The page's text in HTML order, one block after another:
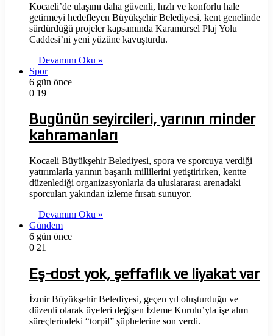
Kocaeli’de ulaşımı daha güvenli, hızlı ve konforlu hale
getirmeyi hedefleyen Büyükşehir Belediyesi, kent genelinde
sürdürdüğü projeler kapsamında Karamürsel Plaj Yolu
Caddesi’ni yeni yüzüne kavuşturdu.
Devamını Oku »
Spor
6 gün önce
0 19
Bugünün seyircileri, yarının minder
kahramanları
Kocaeli Büyükşehir Belediyesi, spora ve sporcuya verdiği
yatırımlarla yarının başarılı millilerini yetiştirirken, kentte
düzenlediği organizasyonlarla da uluslararası arenadaki
sporcuları yakından izleme fırsatı sunuyor.
Devamını Oku »
Gündem
6 gün önce
0 21
Eş-dost yok, şeffaflık ve liyakat var
İzmir Büyükşehir Belediyesi, geçen yıl oluşturduğu ve
düzenli olarak üyeleri değişen İzleme Kurulu’yla işe alım
süreçlerindeki “torpil” şüphelerine son verdi.